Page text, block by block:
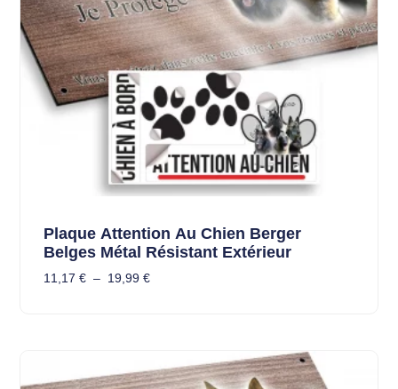
Plaque Attention Au Chien Berger
Belges Métal Résistant Extérieur
11,17 € – 19,99 €